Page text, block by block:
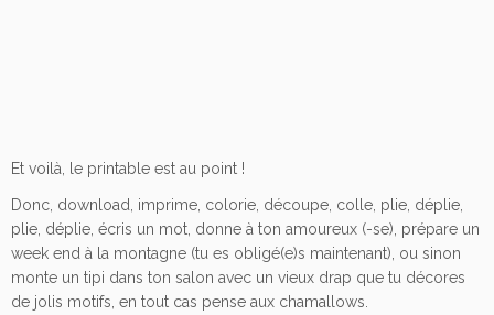
Et voilà, le printable est au point !
Donc, download, imprime, colorie, découpe, colle, plie, déplie,
plie, déplie, écris un mot, donne à ton amoureux (-se), prépare un
week end à la montagne (tu es obligé(e)s maintenant), ou sinon
monte un tipi dans ton salon avec un vieux drap que tu décores
de jolis motifs, en tout cas pense aux chamallows.